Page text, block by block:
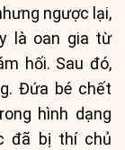
ngược lại,
là oan gia từ
hối. Sau đó,
Đứa bé chết
hình dạng
đã bị thí chủ